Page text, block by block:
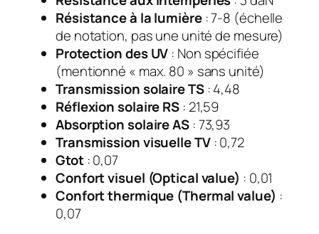
Résistance à la lumière: 7-8 (échelle
de notation, pas une unité de mesure)
Protection des UV : Non spécifiée
(mentionné « max. 80 » sans unité)
Transmission solaire TS: 4,48
Réflexion solaire RS : 21,59
Absorption solaire AS: 73,93
Transmission visuelle TV: 0,72
Gtot: 0,07
Confort visuel (Optical value) : 0,01
Confort thermique (Thermal value) :
0,07